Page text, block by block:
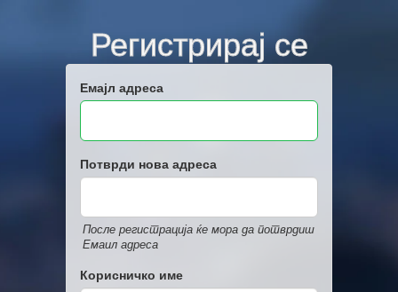
Регистрирај се
Емајл адреса
Потврди нова адреса
После регистрација ќе мора да потврдиш
Емаил адреса
Корисничко име